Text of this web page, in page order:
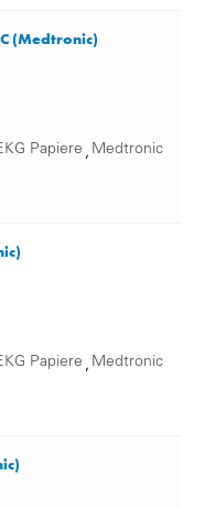
(Medtronic)
Papiere , Medtronic
Papiere , Medtronic